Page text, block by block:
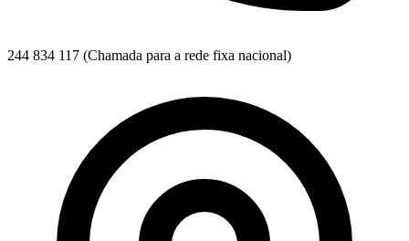
244 834 117 (Chamada para a rede fixa nacional)